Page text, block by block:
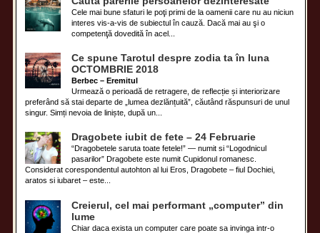
Cele mai bune sfaturi le poţi primi de la oamenii care nu au niciun
interes vis-a-vis de subiectul în cauză. Dacă mai au şi o
competenţă dovedită în acel...
Ce spune Tarotul despre zodia ta în luna
OCTOMBRIE 2018
Berbec – Eremitul
Urmează o perioadă de retragere, de reflecție și interiorizare
preferând să stai departe de „lumea dezlănțuită”, căutând răspunsuri de unul
singur. Simți nevoia de liniște, după un...
Dragobete iubit de fete – 24 Februarie
“Dragobetele saruta toate fetele!” — numit si “Logodnicul
pasarilor” Dragobete este numit Cupidonul romanesc.
Considerat corespondentul autohton al lui Eros, Dragobete – fiul Dochiei,
aratos si iubaret – este...
Creierul, cel mai performant „computer” din
lume
Chiar daca exista un computer care poate sa invinga intr-o